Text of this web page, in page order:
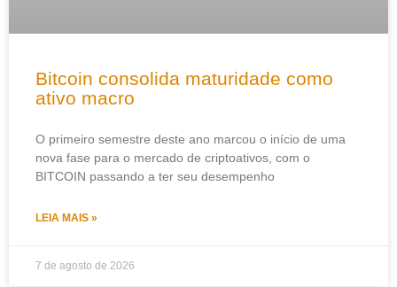
Bitcoin consolida maturidade como
ativo macro
O primeiro semestre deste ano marcou o início de uma
nova fase para o mercado de criptoativos, com o
BITCOIN passando a ter seu desempenho
LEIA MAIS »
7 de agosto de 2026